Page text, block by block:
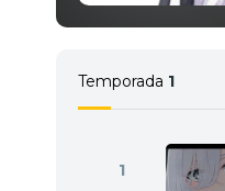
Temporada 1
1